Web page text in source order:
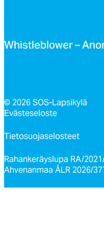
Whist­leb­lo­wer –
© 2026 SOS-Lapsikylä
Evästeseloste
Tietosuojaselosteet
Rahankeräyslupa RA/
Ahvenanmaa ÅLR 2026/